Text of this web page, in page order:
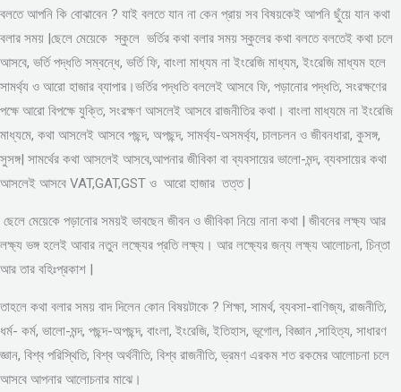
বলতে আপনি কি বোঝাবেন ? যাই বলতে যান না কেন প্রায় সব বিষয়কেই আপনি ছুঁয়ে যান কথা
বলার সময় |ছেলে মেয়েকে স্কুলে ভর্তির কথা বলার সময় স্কুলের কথা বলতে বলতেই কথা চলে
আসবে, ভর্তি পদ্ধতি সম্বন্ধে, ভর্তি ফি, বাংলা মাধ্যম না ইংরেজি মাধ্যম, ইংরেজি মাধ্যম হলে
সামর্থ্য ও আরো হাজার ব্যাপার।ভর্তির পদ্ধতি বললেই আসবে ফি, পড়ানোর পদ্ধতি, সংরক্ষণের
পক্ষে আরো বিপক্ষে যুক্তি, সংরক্ষণ আসলেই আসবে রাজনীতির কথা। বাংলা মাধ্যমে না ইংরেজি
মাধ্যমে, কথা আসলেই আসবে পছন্দ, অপছন্দ, সামর্থ্য-অসমর্থ্য, চালচলন ও জীবনধারা, কুসঙ্গ,
সুসঙ্গ| সামর্থের কথা আসলেই আসবে,আপনার জীবিকা বা ব্যবসায়ের ভালো-মন্দ, ব্যবসায়ের কথা
আসলেই আসবে VAT,GAT,GST ও আরো হাজার তত্ত |
ছেলে মেয়েকে পড়ানোর সময়ই ভাবছেন জীবন ও জীবিকা নিয়ে নানা কথা | জীবনের লক্ষ্য আর
লক্ষ্য ভঙ্গ হলেই আবার নতুন লক্ষ্যের প্রতি লক্ষ্য। আর লক্ষ্যের জন্য লক্ষ্য আলোচনা, চিন্তা
আর তার বহিঃপ্রকাশ |
তাহলে কথা বলার সময় বাদ দিলেন কোন বিষয়টাকে ? শিক্ষা, সামর্থ, ব্যবসা-বাণিজ্য, রাজনীতি,
ধর্ম- কর্ম, ভালো-মন্দ, পছন্দ-অপছন্দ, বাংলা, ইংরেজি, ইতিহাস, ভূগোল, বিজ্ঞান ,সাহিত্য, সাধারণ
জ্ঞান, বিশ্ব পরিস্থিতি, বিশ্ব অর্থনীতি, বিশ্ব রাজনীতি, ভ্রমণ এরকম শত রকমের আলোচনা চলে
আসবে আপনার আলোচনার মাঝে।